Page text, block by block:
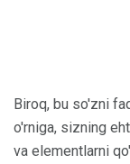
Biroq, bu so'zni
o'rniga, sizning
va elementlarni